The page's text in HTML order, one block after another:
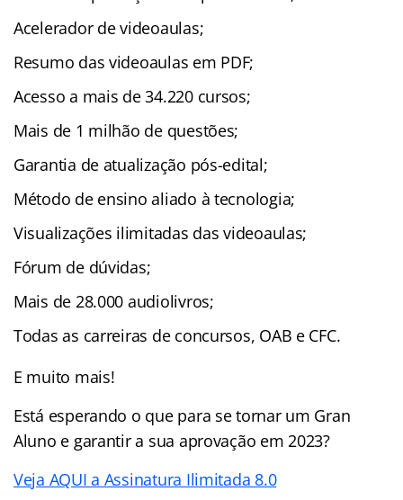
Acelerador de videoaulas;
Resumo das videoaulas em PDF;
Acesso a mais de 34.220 cursos;
Mais de 1 milhão de questões;
Garantia de atualização pós-edital;
Método de ensino aliado à tecnologia;
Visualizações ilimitadas das videoaulas;
Fórum de dúvidas;
Mais de 28.000 audiolivros;
Todas as carreiras de concursos, OAB e CFC.
E muito mais!
Está esperando o que para se tornar um Gran
Aluno e garantir a sua aprovação em 2023?
Veja AQUI a Assinatura Ilimitada 8.0